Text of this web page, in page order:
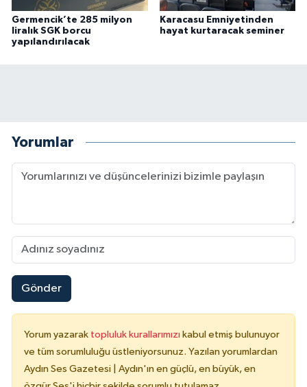
Germencik’te 285 milyon
liralık SGK borcu
yapılandırılacak
Karacasu Emniyetinden
hayat kurtaracak seminer
Yorumlar
Gönder
Yorum yazarak topluluk kurallarımızı kabul etmiş bulunuyor
ve tüm sorumluluğu üstleniyorsunuz. Yazılan yorumlardan
Aydın Ses Gazetesi | Aydın'ın en güçlü, en büyük, en